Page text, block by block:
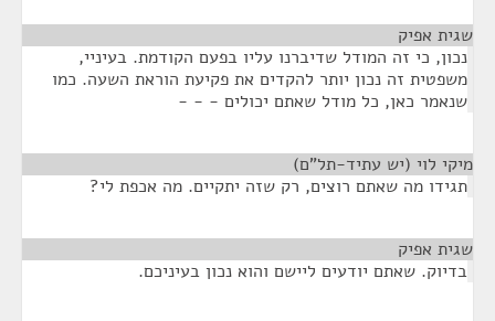
שגית אפיק
נכון, כי זה המודל שדיברנו עליו בפעם הקודמת. בעיניי,
משפטית זה נכון יותר להקדים את פקיעת הוראת השעה. כמו
שנאמר כאן, כל מודל שאתם יכולים - - -
מיקי לוי (יש עתיד-תל"ם)
תגידו מה שאתם רוצים, רק שזה יתקיים. מה אכפת לי?
שגית אפיק
בדיוק. שאתם יודעים ליישם והוא נכון בעיניכם.